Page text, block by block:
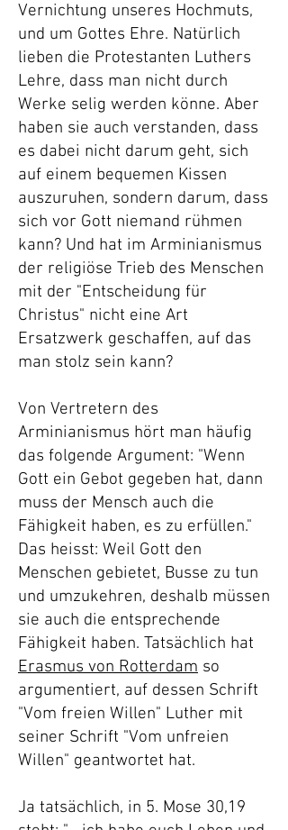
Vernichtung unseres Hochmuts,
und um Gottes Ehre. Natürlich
lieben die Protestanten Luthers
Lehre, dass man nicht durch
Werke selig werden könne. Aber
haben sie auch verstanden, dass
es dabei nicht darum geht, sich
auf einem bequemen Kissen
auszuruhen, sondern darum, dass
sich vor Gott niemand rühmen
kann? Und hat im Arminianismus
der religiöse Trieb des Menschen
mit der "Entscheidung für
Christus" nicht eine Art
Ersatzwerk geschaffen, auf das
man stolz sein kann?
Von Vertretern des
Arminianismus hört man häufig
das folgende Argument: "Wenn
Gott ein Gebot gegeben hat, dann
muss der Mensch auch die
Fähigkeit haben, es zu erfüllen."
Das heisst: Weil Gott den
Menschen gebietet, Busse zu tun
und umzukehren, deshalb müssen
sie auch die entsprechende
Fähigkeit haben. Tatsächlich hat
Erasmus von Rotterdam so
argumentiert, auf dessen Schrift
"Vom freien Willen" Luther mit
seiner Schrift "Vom unfreien
Willen" geantwortet hat.
Ja tatsächlich, in 5. Mose 30,19